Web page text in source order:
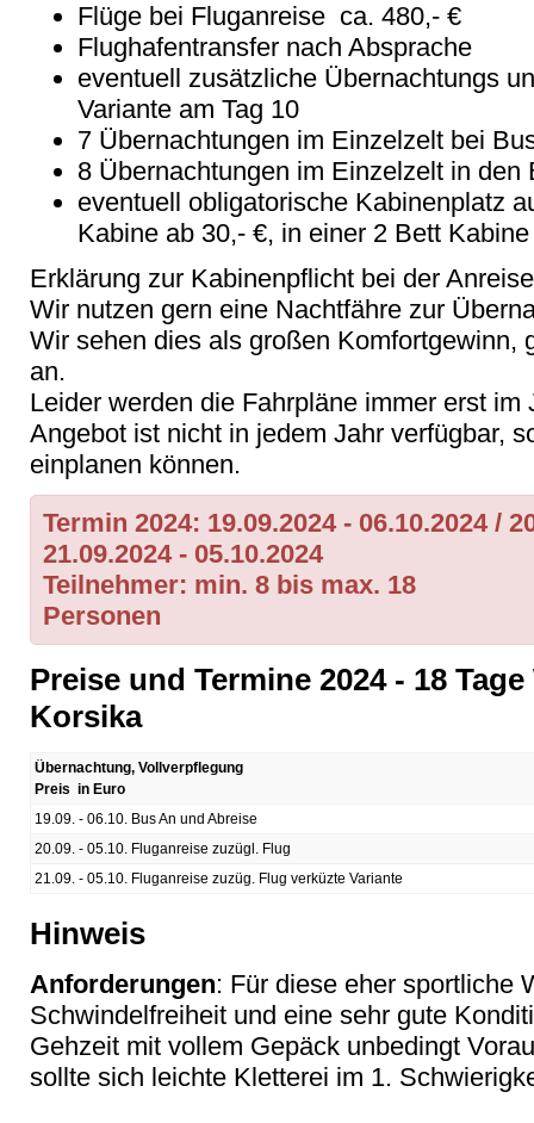
Flüge bei Fluganreise ca. 480,- €
Flughafentransfer nach Absprache
eventuell zusätzliche Übernachtungs
Variante am Tag 10
7 Übernachtungen im Einzelzelt bei
8 Übernachtungen im Einzelzelt in den
eventuell obligatorische Kabinenplatz
Kabine ab 30,- €, in einer 2 Bett
Erklärung zur Kabinenpflicht bei der
Wir nutzen gern eine Nachtfähre zur
Wir sehen dies als großen Komfortgewinn,
an.
Leider werden die Fahrpläne immer erst
Angebot ist nicht in jedem Jahr verfügbar,
einplanen können.
Termin 2024: 19.09.2024 - 06.10.2024 /
21.09.2024 -
Teilnehmer: min. 8 bis max. 18
Personen
Preise und Termine 2024 - 18
Korsika
Übernachtung, Vollverpflegung
Preis in Euro
19.09. - 06.10. Bus An und Abreise
20.09. - 05.10. Fluganreise zuzügl. Flug
21.09. - 05.10. Fluganreise zuzüg. Flug verküzte Variante
Hinweis
Anforderungen: Für diese eher sportliche
Schwindelfreiheit und eine sehr gute
Gehzeit mit vollem Gepäck unbedingt
sollte sich leichte Kletterei im 1.